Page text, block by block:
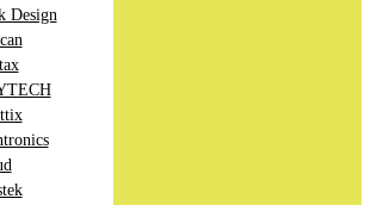
Design